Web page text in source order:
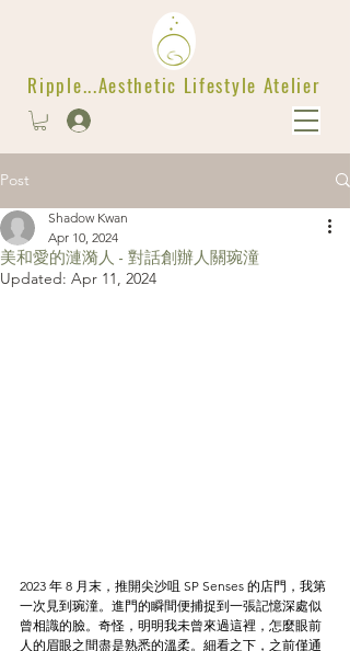
Ripple...Aesthetic Lifestyle Atelier
Post
美和愛的漣漪人 - 對話創辦人關琬潼
Shadow Kwan
Apr 10, 2024
Updated: Apr 11, 2024
2023 年 8 月末，推開尖沙咀 SP Senses 的店門，我第
一次見到琬潼。進門的瞬間便捕捉到一張記憶深處似
曾相識的臉。奇怪，明明我未曾來過這裡，怎麼眼前
人的眉眼之間盡是熟悉的溫柔。細看之下，之前僅通